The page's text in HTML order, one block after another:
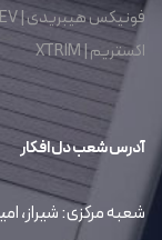
فونیکس هیبریدی | FOWNIX NEV
اکستریم | XTRIM
آدرس شعب دل افکار
شعبه مرکزی: شیراز،